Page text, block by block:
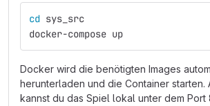
cd sys_src
docker-compose up
Docker wird die benötigten Images
herunterladen und die Container starten.
kannst du das Spiel lokal unter dem Port